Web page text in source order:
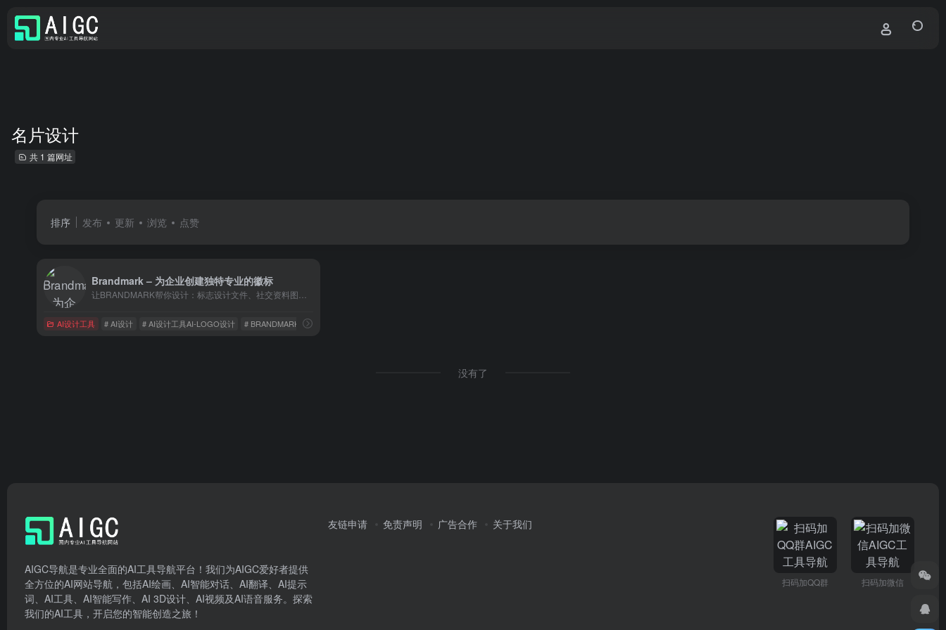
名片设计
共 1 篇网址
排序 发布 更新 浏览 点赞
Brandmark – 为企业创建独特专业的徽标
AI设计工具 # AI设计 # AI设计工具AI-LOGO设计 # BRANDMARK
没有了
AIGC导航是专业全面的AI工具导航平台！我们为AIGC爱好者提供
全方位的AI网站导航，包括AI绘画、AI智能对话、AI翻译、AI提示
词、AI工具、AI智能写作、AI 3D设计、AI视频及AI语音服务。探索
我们的AI工具，开启您的智能创造之旅！
友链申请 免责声明 广告合作 关于我们
扫码加QQ群 扫码加微信